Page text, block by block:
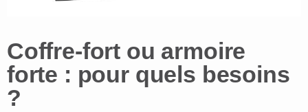
Coffre-fort ou armoire
forte : pour quels besoins
?